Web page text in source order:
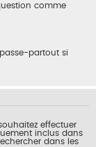
comme
partout si
effectuer
inclus dans
dans les